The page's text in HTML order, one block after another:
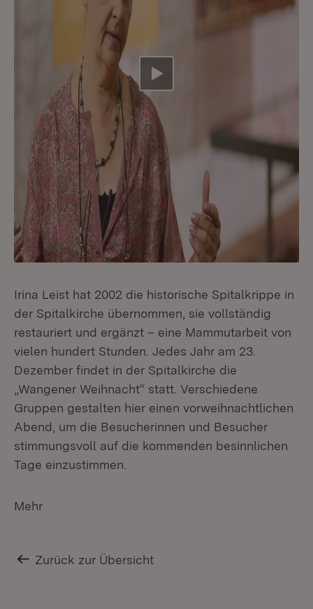
Video abspielen
Irina Leist hat 2002 die historische Spitalkrippe in
der Spitalkirche übernommen, sie vollständig
restauriert und ergänzt – eine Mammutarbeit von
vielen hundert Stunden. Jedes Jahr am 23.
Dezember findet in der Spitalkirche die
„Wangener Weihnacht“ statt. Verschiedene
Gruppen gestalten hier einen vorweihnachtlichen
Abend, um die Besucherinnen und Besucher
stimmungsvoll auf die kommenden besinnlichen
Tage einzustimmen.
Mehr
Zurück zur Übersicht